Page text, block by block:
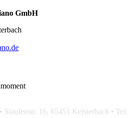
GmbH
16, 65451 Kelsterbach • Tel: